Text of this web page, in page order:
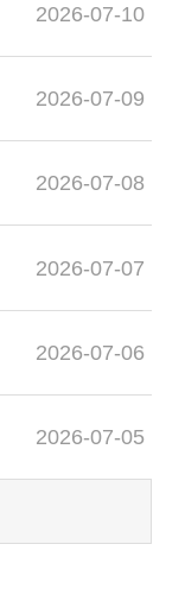
2026-07-10
2026-07-09
2026-07-08
2026-07-07
2026-07-06
2026-07-05